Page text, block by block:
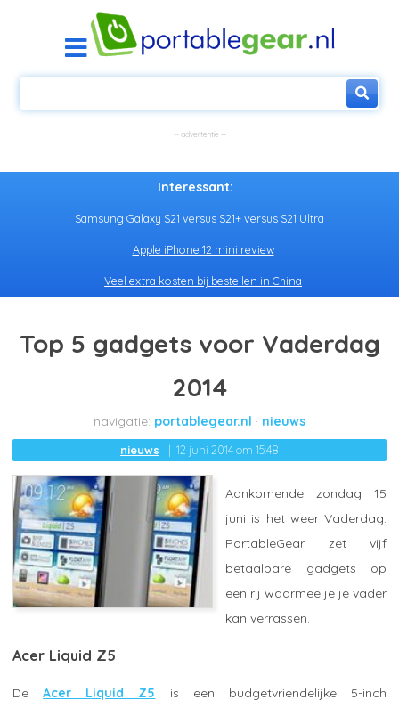
Interessant:
Samsung Galaxy S21 versus S21+ versus S21 Ultra
Apple iPhone 12 mini review
Veel extra kosten bij bestellen in China
Top 5 gadgets voor Vaderdag
2014
portablegear.nl nieuws
nieuws 12 juni 2014 om 15:48
Aankomende zondag 15
juni is het weer Vaderdag.
PortableGear zet vijf
betaalbare gadgets op
een rij waarmee je je vader
kan verrassen.
Acer Liquid Z5
DeAcer Liquid Z5 is een budgetvriendelijke 5-inch